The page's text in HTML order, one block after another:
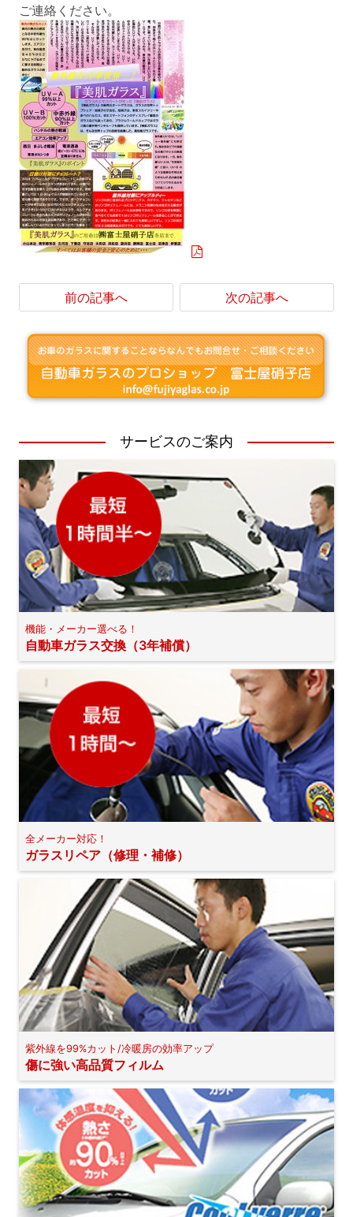
ご連絡ください。
前の記事へ 次の記事へ
サービスのご案内
機能・メーカー選べる！
自動車ガラス交換（3年補償）
全メーカー対応！
ガラスリペア（修理・補修）
紫外線を99%カット/冷暖房の効率アップ
傷に強い高品質フィルム